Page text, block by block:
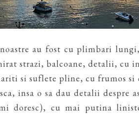
au fost cu plimbari
strazi, balcoane, detalii, cu
si suflete pline, cu frumos si
insa o sa dau detalii despre
doresc), cu mai putina